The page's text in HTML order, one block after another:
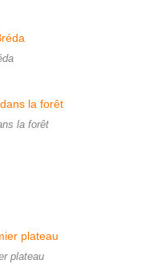
la forêt
plateau